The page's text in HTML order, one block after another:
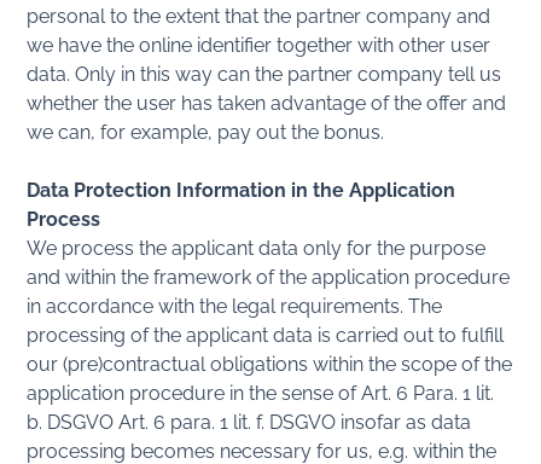
personal to the extent that the partner company and
we have the online identifier together with other user
data. Only in this way can the partner company tell us
whether the user has taken advantage of the offer and
we can, for example, pay out the bonus.
Data Protection Information in the Application
Process
We process the applicant data only for the purpose
and within the framework of the application procedure
in accordance with the legal requirements. The
processing of the applicant data is carried out to fulfill
our (pre)contractual obligations within the scope of the
application procedure in the sense of Art. 6 Para. 1 lit.
b. DSGVO Art. 6 para. 1 lit. f. DSGVO insofar as data
processing becomes necessary for us, e.g. within the